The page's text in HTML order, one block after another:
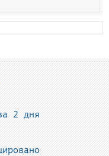
2 дня